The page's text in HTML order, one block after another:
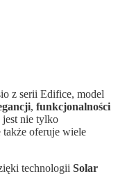
z serii Edifice, model
, funkcjonalności
jest nie tylko
także oferuje wiele
technologii Solar